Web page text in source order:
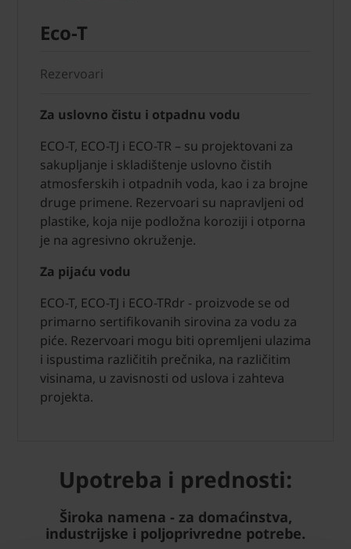
Eco-T
Rezervoari
Za uslovno čistu i otpadnu vodu
ECO-T, ECO-TJ i ECO-TR – su projektovani za
sakupljanje i skladištenje uslovno čistih
atmosferskih i otpadnih voda, kao i za brojne
druge primene. Rezervoari su napravljeni od
plastike, koja nije podložna koroziji i otporna
je na agresivno okruženje.
Za pijaću vodu
ECO-T, ECO-TJ i ECO-TRdr - proizvode se od
primarno sertifikovanih sirovina za vodu za
piće. Rezervoari mogu biti opremljeni ulazima
i ispustima različitih prečnika, na različitim
visinama, u zavisnosti od uslova i zahteva
projekta.
Upotreba i prednosti:
Široka namena - za domaćinstva,
industrijske i poljoprivredne potrebe.